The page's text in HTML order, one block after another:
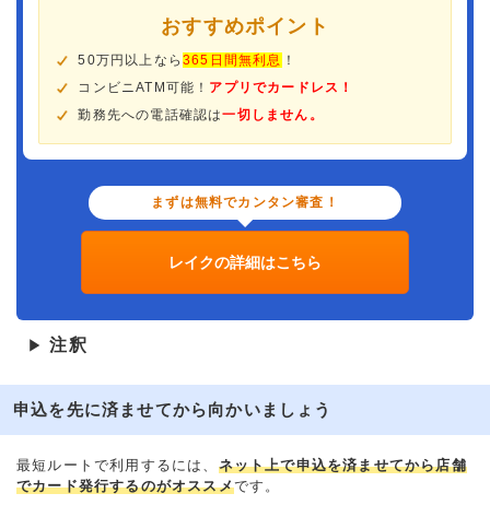
おすすめポイント
50万円以上なら365日間無利息 ！
コンビニATM可能！ アプリでカードレス！
勤務先への電話確認は一切しません。
まずは無料でカンタン審査！
レイクの詳細はこちら
▶ 注釈
申込を先に済ませてから向かいましょう
最短ルートで利用するには、 ネット上で申込を済ませてから店舗
でカード発行するのがオススメです。